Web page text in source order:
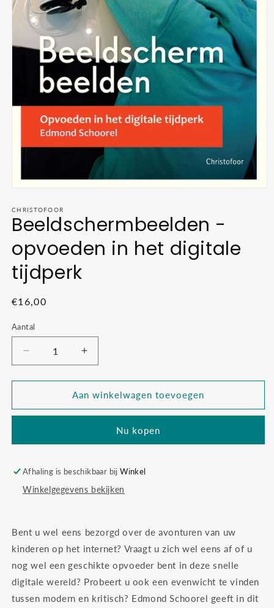
openen
in
modaal
CHRISTOFOOR
Beeldschermbeelden -
opvoeden in het digitale
tijdperk
Normale
€16,00
Aantal
Aantal
verlagen
voor
Beeldschermbeelden
-
het
tijdperk
Aantal
verhogen
voor
Beeldschermbeelden
-
het
tijdperk
Aan winkelwagen toevoegen
Nu kopen
Afhaling is beschikbaar bijWinkel
Winkelgegevens bekijken
Bent u wel eens bezorgd over de avonturen van uw
kinderen op het internet? Vraagt u zich wel eens af of u
nog wel een geschikte opvoeder bent in deze snelle
digitale wereld? Probeert u ook een evenwicht te vinden
tussen modern en kritisch? Edmond Schoorel geeft in dit